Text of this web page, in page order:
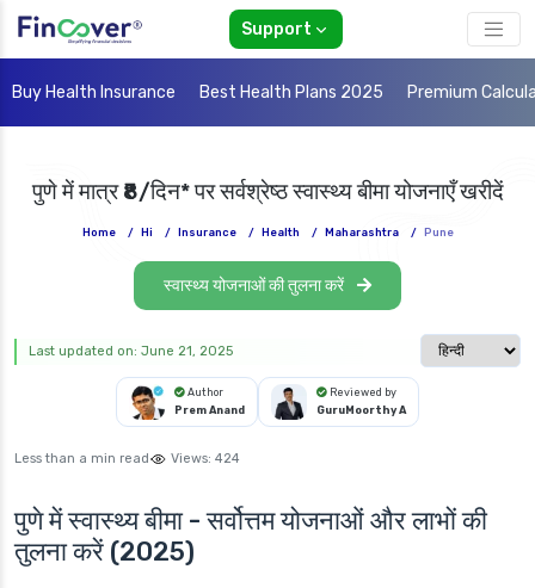
Support
Buy Health Insurance Best Health Plans 2025 Premium
पुणे में मात्र ₹8/दिन* पर सर्वश्रेष्ठ स्वास्थ्य बीमा योजनाएँ खरीदें
Home / Hi / Insurance / Health / Maharashtra / Pune
स्वास्थ्य योजनाओं की तुलना करें
Select
Last updated on: June 21, 2025
Author
Prem Anand
Reviewed by
GuruMoorthy A
Less than a min read Views: 424
पुणे में स्वास्थ्य बीमा - सर्वोत्तम योजनाओं और लाभों की
तुलना करें (2025)